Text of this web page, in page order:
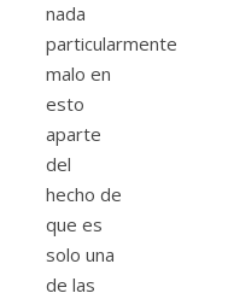
nada
particularmente
malo en
esto
aparte
del
hecho de
que es
solo una
de las